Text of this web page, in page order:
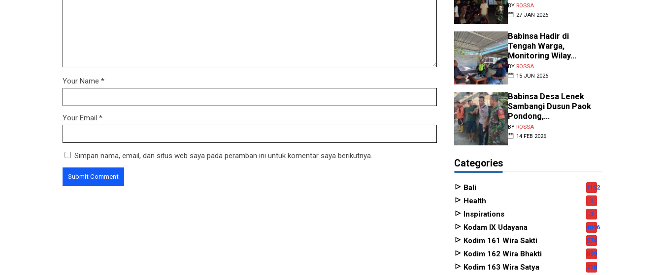
Your Name *
Your Email *
Simpan nama, email, dan situs web saya pada peramban ini untuk komentar saya berikutnya.
BY ROSSA
27 JAN 2026
Babinsa Hadir di
Tengah Warga,
Monitoring Wilay...
BY ROSSA
15 JUN 2026
Babinsa Desa Lenek
Sambangi Dusun Paok
Pondong,...
BY ROSSA
14 FEB 2026
Categories
Bali 1152
Health 1
Inspirations 3
Kodam IX Udayana 4096
Kodim 161 Wira Sakti 574
Kodim 162 Wira Bhakti 899
Kodim 163 Wira Satya 218